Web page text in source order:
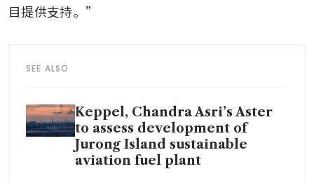
目提供支持。”
SEE ALSO
Keppel, Chandra Asri’s Aster
to assess development of
Jurong Island sustainable
aviation fuel plant